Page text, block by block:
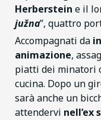
Herberstein e il
južna”, quattro
Accompagnati da
animazione,
piatti dei minatori
cucina. Dopo un
sarà anche un
attendervi